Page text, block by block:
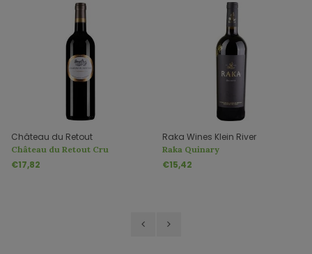
Château du Retout
Château du Retout Cru
Bourgeois
€17,82
Raka Wines Klein River
Raka Quinary
€15,42